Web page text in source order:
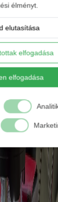
élményt.
elutasítása
elfogadása
elfogadása